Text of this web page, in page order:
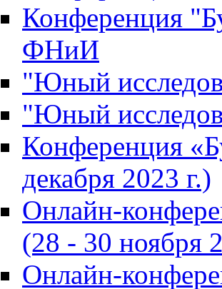
Конференция
ФНиИ
"Юный
"Юный
Конференция
декабря 2023 г.)
Онлайн-
(28 - 30 ноября
Онлайн-